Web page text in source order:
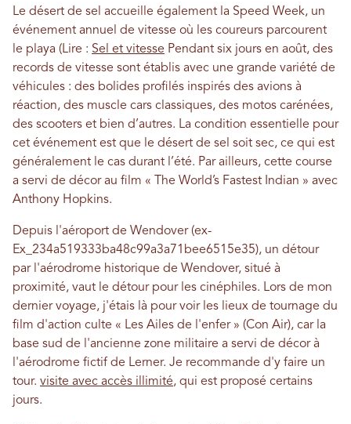
Le désert de sel accueille également la Speed ​​Week, un
événement annuel de vitesse où les coureurs parcourent
le playa (Lire : Sel et vitesse Pendant six jours en août, des
records de vitesse sont établis avec une grande variété de
véhicules : des bolides profilés inspirés des avions à
réaction, des muscle cars classiques, des motos carénées,
des scooters et bien d’autres. La condition essentielle pour
cet événement est que le désert de sel soit sec, ce qui est
généralement le cas durant l’été. Par ailleurs, cette course
a servi de décor au film « The World’s Fastest Indian » avec
Anthony Hopkins.
Depuis l'aéroport de Wendover (ex-
Ex_234a519333ba48c99a3a71bee6515e35), un détour
par l'aérodrome historique de Wendover, situé à
proximité, vaut le détour pour les cinéphiles. Lors de mon
dernier voyage, j'étais là pour voir les lieux de tournage du
film d'action culte « Les Ailes de l'enfer » (Con Air), car la
base sud de l'ancienne zone militaire a servi de décor à
l'aérodrome fictif de Lerner. Je recommande d'y faire un
tour. visite avec accès illimité, qui est proposé certains
jours.